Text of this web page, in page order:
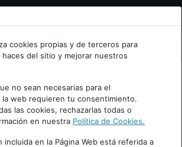
psiquiatria.com
con tu email.
cookies propias y de terceros para
del sitio y mejorar nuestros
no sean necesarias para el
web requieren tu consentimiento.
las cookies, rechazarlas todas o
en nuestra Política de Cookies.
incluida en la Página Web está referida a